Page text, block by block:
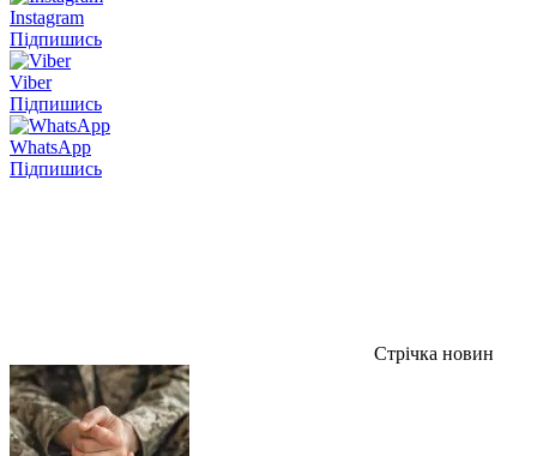
Instagram
Підпишись
Viber
Підпишись
WhatsApp
Підпишись
Стрічка новин